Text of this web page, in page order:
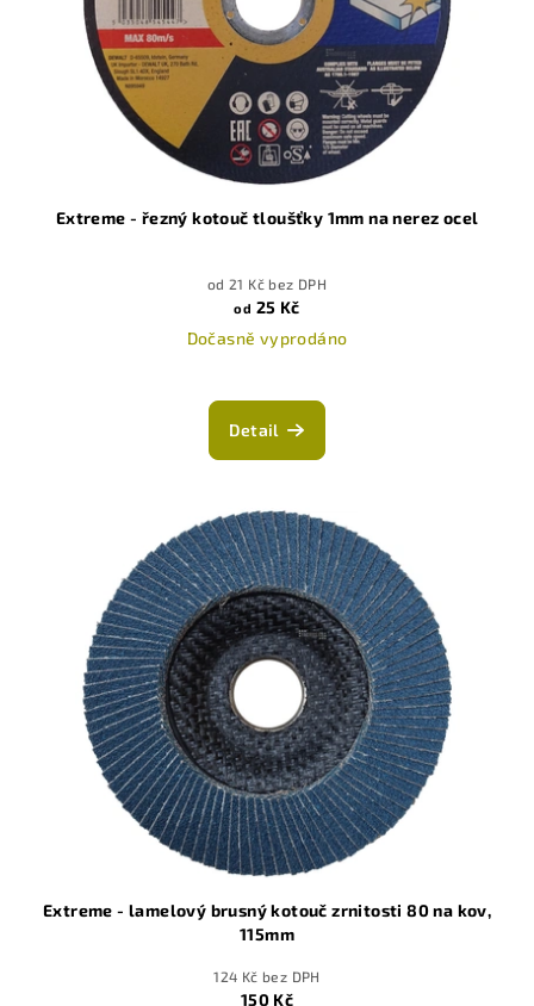
Extreme - řezný kotouč tloušťky 1mm na nerez ocel
od 21 Kč bez DPH
od 25 Kč
Dočasně vyprodáno
Detail
Extreme - lamelový brusný kotouč zrnitosti 80 na kov,
115mm
124 Kč bez DPH
150 Kč